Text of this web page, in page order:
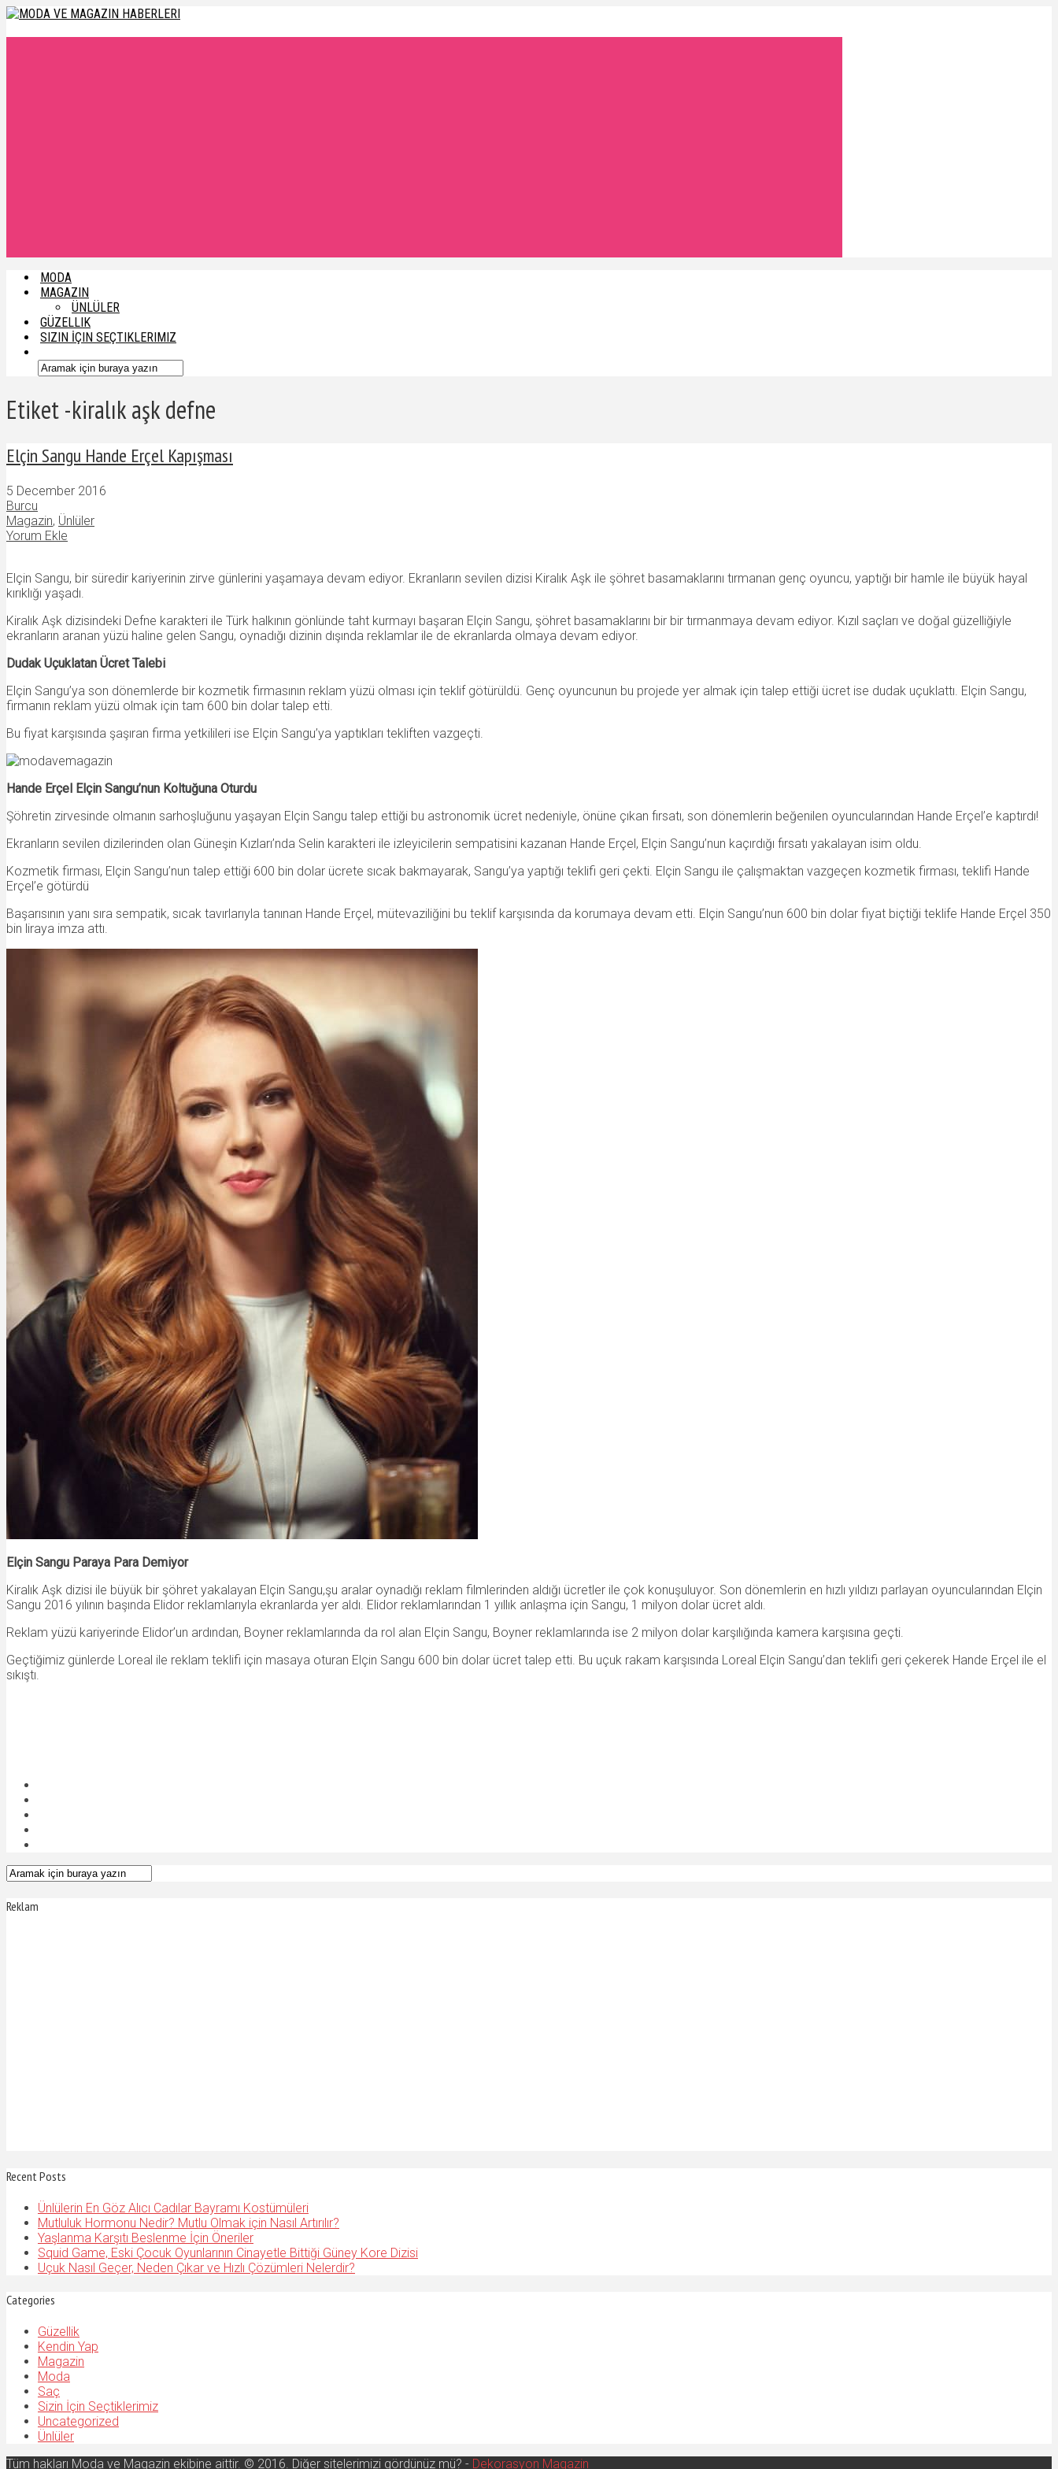
MODA
MAGAZIN
ÜNLÜLER
GÜZELLIK
SIZIN İÇIN SEÇTIKLERIMIZ
Etiket -kiralık aşk defne
Elçin Sangu Hande Erçel Kapışması
5 December 2016
Burcu
Magazin, Ünlüler
Yorum Ekle
Elçin Sangu, bir süredir kariyerinin zirve günlerini yaşamaya devam ediyor. Ekranların sevilen dizisi Kiralık Aşk ile şöhret basamaklarını tırmanan genç oyuncu, yaptığı bir hamle ile büyük hayal
kırıklığı yaşadı.
Kiralık Aşk dizisindeki Defne karakteri ile Türk halkının gönlünde taht kurmayı başaran Elçin Sangu, şöhret basamaklarını bir bir tırmanmaya devam ediyor. Kızıl saçları ve doğal güzelliğiyle
ekranların aranan yüzü haline gelen Sangu, oynadığı dizinin dışında reklamlar ile de ekranlarda olmaya devam ediyor.
Dudak Uçuklatan Ücret Talebi
Elçin Sangu’ya son dönemlerde bir kozmetik firmasının reklam yüzü olması için teklif götürüldü. Genç oyuncunun bu projede yer almak için talep ettiği ücret ise dudak uçuklattı. Elçin Sangu,
firmanın reklam yüzü olmak için tam 600 bin dolar talep etti.
Bu fiyat karşısında şaşıran firma yetkilileri ise Elçin Sangu’ya yaptıkları tekliften vazgeçti.
Hande Erçel Elçin Sangu’nun Koltuğuna Oturdu
Şöhretin zirvesinde olmanın sarhoşluğunu yaşayan Elçin Sangu talep ettiği bu astronomik ücret nedeniyle, önüne çıkan fırsatı, son dönemlerin beğenilen oyuncularından Hande Erçel’e kaptırdı!
Ekranların sevilen dizilerinden olan Güneşin Kızları’nda Selin karakteri ile izleyicilerin sempatisini kazanan Hande Erçel, Elçin Sangu’nun kaçırdığı fırsatı yakalayan isim oldu.
Kozmetik firması, Elçin Sangu’nun talep ettiği 600 bin dolar ücrete sıcak bakmayarak, Sangu’ya yaptığı teklifi geri çekti. Elçin Sangu ile çalışmaktan vazgeçen kozmetik firması, teklifi Hande
Erçel’e götürdü
Başarısının yanı sıra sempatik, sıcak tavırlarıyla tanınan Hande Erçel, mütevaziliğini bu teklif karşısında da korumaya devam etti. Elçin Sangu’nun 600 bin dolar fiyat biçtiği teklife Hande Erçel 350
bin liraya imza attı.
Elçin Sangu Paraya Para Demiyor
Kiralık Aşk dizisi ile büyük bir şöhret yakalayan Elçin Sangu,şu aralar oynadığı reklam filmlerinden aldığı ücretler ile çok konuşuluyor. Son dönemlerin en hızlı yıldızı parlayan oyuncularından Elçin
Sangu 2016 yılının başında Elidor reklamlarıyla ekranlarda yer aldı. Elidor reklamlarından 1 yıllık anlaşma için Sangu, 1 milyon dolar ücret aldı.
Reklam yüzü kariyerinde Elidor’un ardından, Boyner reklamlarında da rol alan Elçin Sangu, Boyner reklamlarında ise 2 milyon dolar karşılığında kamera karşısına geçti.
Geçtiğimiz günlerde Loreal ile reklam teklifi için masaya oturan Elçin Sangu 600 bin dolar ücret talep etti. Bu uçuk rakam karşısında Loreal Elçin Sangu’dan teklifi geri çekerek Hande Erçel ile el
sıkıştı.
Reklam
Recent Posts
Ünlülerin En Göz Alıcı Cadılar Bayramı Kostümüleri
Mutluluk Hormonu Nedir? Mutlu Olmak için Nasıl Artırılır?
Yaşlanma Karşıtı Beslenme İçin Öneriler
Squid Game, Eski Çocuk Oyunlarının Cinayetle Bittiği Güney Kore Dizisi
Uçuk Nasıl Geçer, Neden Çıkar ve Hızlı Çözümleri Nelerdir?
Categories
Güzellik
Kendin Yap
Magazin
Moda
Saç
Sizin İçin Seçtiklerimiz
Uncategorized
Ünlüler
Tüm hakları Moda ve Magazin ekibine aittir. © 2016. Diğer sitelerimizi gördünüz mü? - Dekorasyon Magazin